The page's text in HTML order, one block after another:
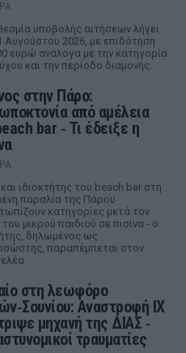
υποβολής αιτήσεων λήγει
Αυγούστου 2026, με επιδότηση
ευρώ ανάλογα με την κατηγορία
και την περίοδο διαμονής.
στην Πάρο:
από αμέλεια
bar ‑ Τι έδειξε η
και ιδιοκτήτης του beach bar στη
παραλία της Πάρου
κατηγορίες μετά τον
του μικρού παιδιού σε πισίνα - ο
δηλωμένος ως
παραπέμπεται στον
στη λεωφόρο
Αναστροφή ΙΧ
μηχανή της ΔΙΑΣ ‑
τραυματίες